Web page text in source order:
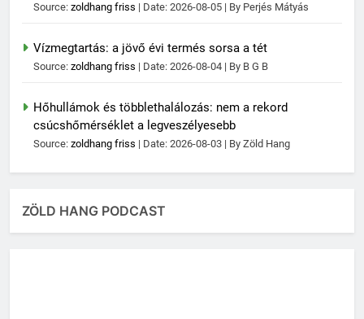
Source: zoldhang friss Date: 2026-08-05 By Perjés Mátyás
Vízmegtartás: a jövő évi termés sorsa a tét
Source: zoldhang friss Date: 2026-08-04 By B G B
Hőhullámok és többlethalálozás: nem a rekord
csúcshőmérséklet a legveszélyesebb
Source: zoldhang friss Date: 2026-08-03 By Zöld Hang
ZÖLD HANG PODCAST